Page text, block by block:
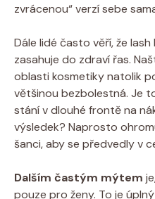
zvrácenou“ verzí sebe
Dále lidé často věří, že
zasahuje do zdraví řas.
oblasti kosmetiky natolik
většinou bezbolestná. Je
stání v dlouhé frontě na
výsledek? Naprosto
šanci, aby se předvedly v
Dalším častým mýtem
pouze pro ženy. To je